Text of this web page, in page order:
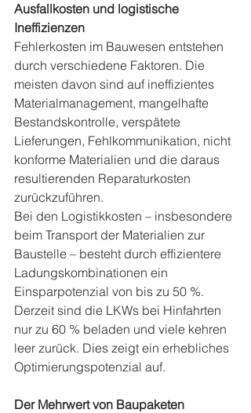
Ausfallkosten und logistische
Ineffizienzen
Fehlerkosten im Bauwesen entstehen
durch verschiedene Faktoren. Die
meisten davon sind auf ineffizientes
Materialmanagement, mangelhafte
Bestandskontrolle, verspätete
Lieferungen, Fehlkommunikation, nicht
konforme Materialien und die daraus
resultierenden Reparaturkosten
zurückzuführen.
Bei den Logistikkosten – insbesondere
beim Transport der Materialien zur
Baustelle – besteht durch effizientere
Ladungskombinationen ein
Einsparpotenzial von bis zu 50 %.
Derzeit sind die LKWs bei Hinfahrten
nur zu 60 % beladen und viele kehren
leer zurück. Dies zeigt ein erhebliches
Optimierungspotenzial auf.
Der Mehrwert von Baupaketen